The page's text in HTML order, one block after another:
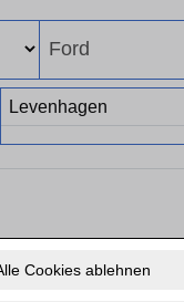
Cookies ablehnen
gebrauchten Ford
Von Kleinwagen bis hin